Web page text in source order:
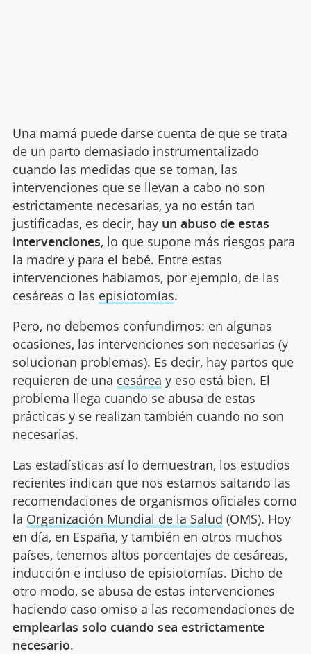
Una mamá puede darse cuenta de que se trata
de un parto demasiado instrumentalizado
cuando las medidas que se toman, las
intervenciones que se llevan a cabo no son
estrictamente necesarias, ya no están tan
justificadas, es decir, hay un abuso de estas
intervenciones, lo que supone más riesgos para
la madre y para el bebé. Entre estas
intervenciones hablamos, por ejemplo, de las
cesáreas o las episiotomías.
Pero, no debemos confundirnos: en algunas
ocasiones, las intervenciones son necesarias (y
solucionan problemas). Es decir, hay partos que
requieren de una cesárea y eso está bien. El
problema llega cuando se abusa de estas
prácticas y se realizan también cuando no son
necesarias.
Las estadísticas así lo demuestran, los estudios
recientes indican que nos estamos saltando las
recomendaciones de organismos oficiales como
la Organización Mundial de la Salud (OMS). Hoy
en día, en España, y también en otros muchos
países, tenemos altos porcentajes de cesáreas,
inducción e incluso de episiotomías. Dicho de
otro modo, se abusa de estas intervenciones
haciendo caso omiso a las recomendaciones de
emplearlas solo cuando sea estrictamente
necesario.